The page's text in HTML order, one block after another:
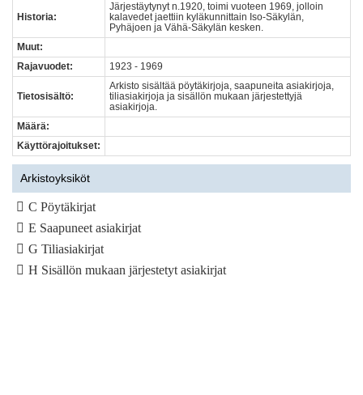
Historia:
Järjestäytynyt n.1920, toimi vuoteen 1969, jolloin
kalavedet jaettiin kyläkunnittain Iso-Säkylän,
Pyhäjoen ja Vähä-Säkylän kesken.
Muut:
Rajavuodet:
1923 - 1969
Tietosisältö:
Arkisto sisältää pöytäkirjoja, saapuneita asiakirjoja,
tiliasiakirjoja ja sisällön mukaan järjestettyjä
asiakirjoja.
Määrä:
Käyttörajoitukset:
Arkistoyksiköt
C Pöytäkirjat
E Saapuneet asiakirjat
G Tiliasiakirjat
H Sisällön mukaan järjestetyt asiakirjat